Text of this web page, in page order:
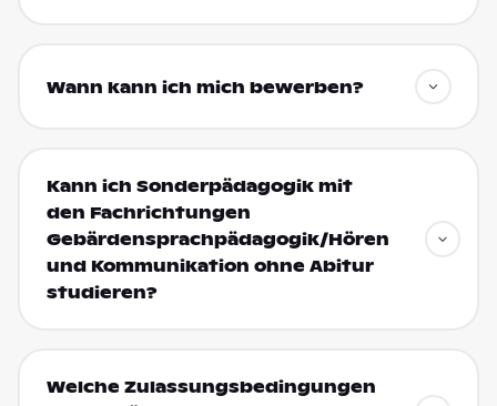
Wann kann ich mich bewerben?
Kann ich Sonderpädagogik mit
den Fachrichtungen
Gebärdensprachpädagogik/Hören
und Kommunikation ohne Abitur
studieren?
Welche Zulassungsbedingungen